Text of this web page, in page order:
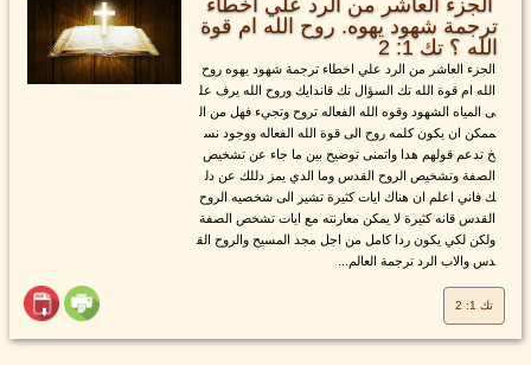
الجزء العاشر من الرد علي اخطاء
ترجمة شهود يهوه. روح الله ام قوة
الله ؟ تك 1: 2
الجزء العاشر من الرد علي اخطاء ترجمة شهود يهوه روح
الله ام قوة الله تك السؤال تك قاندايك وروح الله يرف عل
ى المياه الشهود وقوه الله الفعاله تروح وتجيء فهل من ال
ممكن ان يكون كلمه روح الى قوة الله الفعاله ووجود نس
خ تدعم قولهم هدا واتمنى توضيح بين ما جاء عن تشخيص
الصفة وتشخيص الروح القدس وما الدي يمز دللك عن دل
ك فاني اعلم ان هناك ايات كثيرة تشير الى شخصيه الروح
القدس قانه كثيرة لا يمكن معارنته مع ايات تشخص الصفة
ولكن لكي يكون ردا كامل من اجل مجد المسيح والروح الق
دس والاب الرد ترجمة العالم...
تك 1: 2